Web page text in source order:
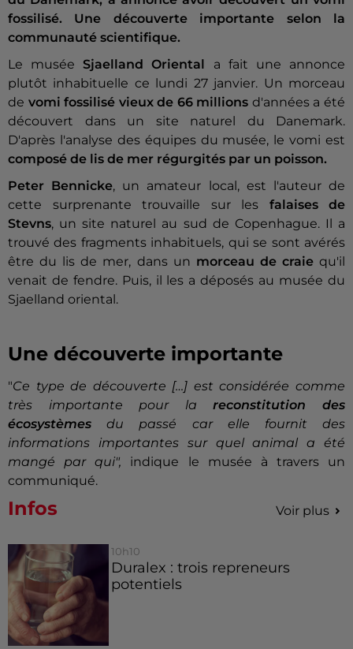
fossilisé. Une découverte importante selon la
communauté scientifique.
Le muséeSjaelland Oriental
a fait une annonce
plutôt inhabituelle ce lundi 27 janvier. Un morceau
de vomi fossilisé vieux de 66 millions d'années a été
découvert dans un site naturel du Danemark.
D'après l'analyse des équipes du musée, le vomi est
composé de lis de mer régurgités par un poisson.
Peter Bennicke, un amateur local, est l'auteur de
cette surprenante trouvaille sur les falaises de
Stevns, un site naturel au sud de Copenhague. Il a
trouvé des fragments inhabituels, qui se sont avérés
être du lis de mer, dans un morceau de craiequ'il
venait de fendre. Puis, il les a déposés au musée du
Sjaelland oriental.
Une découverte importante
"Ce type de découverte […] est considérée comme
très importante pour lareconstitution des
écosystèmes du passé car elle fournit des
informations importantes sur quel animal a été
mangé par qui", indique le musée à travers un
communiqué.
Infos Voir plus
10h10
Duralex : trois repreneurs
potentiels